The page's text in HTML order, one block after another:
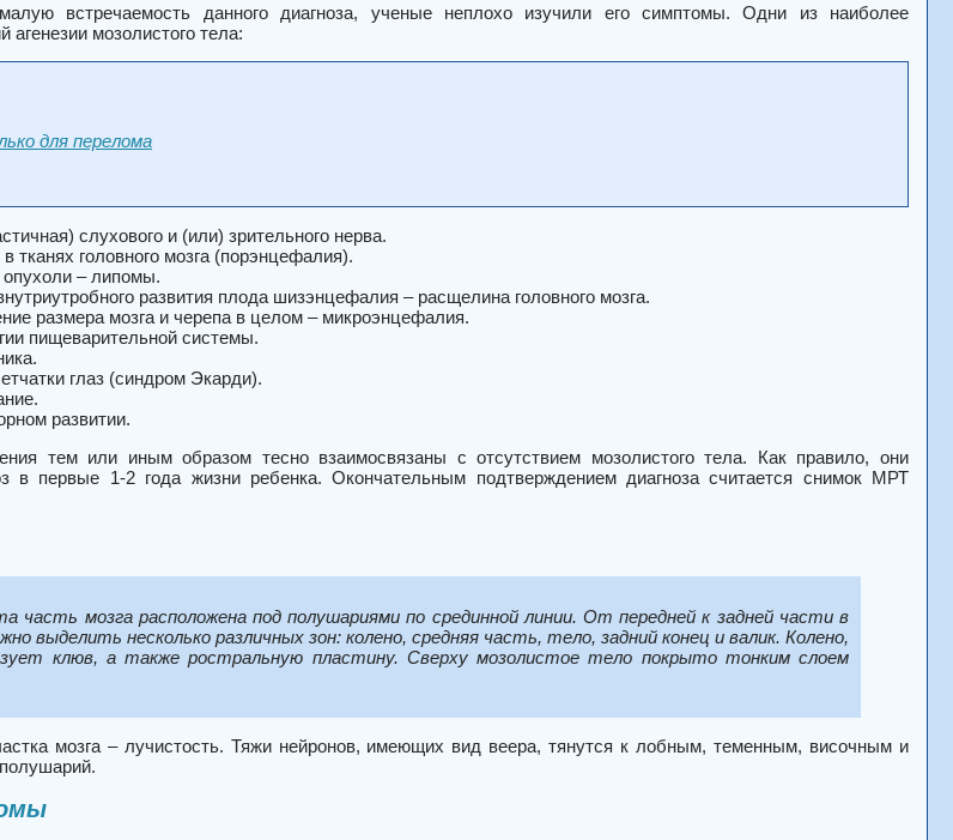
встречаемость данного диагноза, ученые неплохо изучили его симптомы. Одни из наиболее
агенезии мозолистого тела:
для перелома
слухового и (или) зрительного нерва.
тканях головного мозга (порэнцефалия).
– липомы.
развития плода шизэнцефалия – расщелина головного мозга.
размера мозга и черепа в целом – микроэнцефалия.
пищеварительной системы.
глаз (синдром Экарди).
развитии.
тем или иным образом тесно взаимосвязаны с отсутствием мозолистого тела. Как правило, они
в первые 1-2 года жизни ребенка. Окончательным подтверждением диагноза считается снимок МРТ
часть мозга расположена под полушариями по срединной линии. От передней к задней части в
выделить несколько различных зон: колено, средняя часть, тело, задний конец и валик. Колено,
клюв, а также ростральную пластину. Сверху мозолистое тело покрыто тонким слоем
мозга – лучистость. Тяжи нейронов, имеющих вид веера, тянутся к лобным, теменным, височным и